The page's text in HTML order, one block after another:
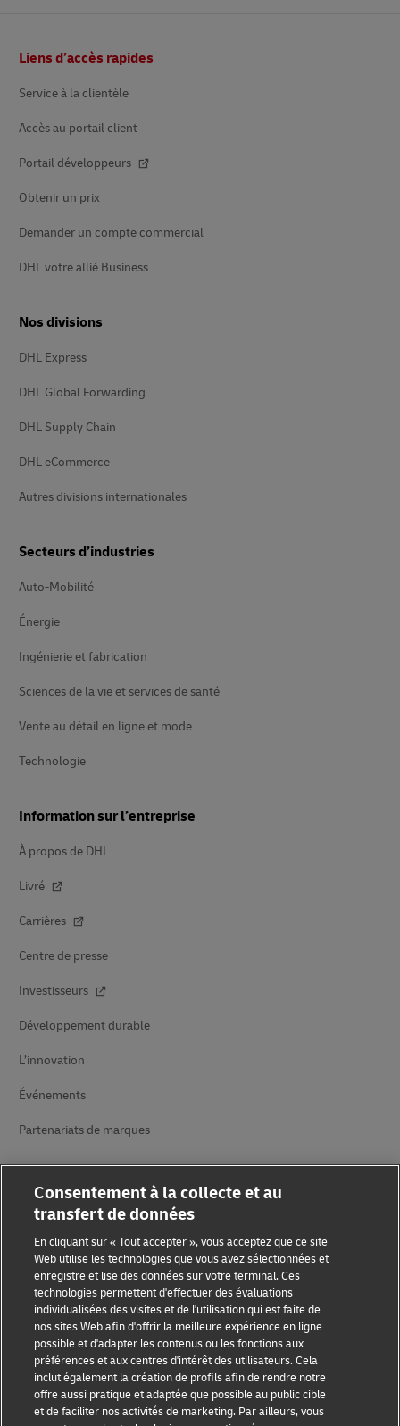
de
Liens d’accès rapides
Service à la clientèle
Accès au portail client
Portail développeurs
Obtenir un prix
Demander un compte commercial
DHL votre allié Business
Nos divisions
DHL Express
DHL Global Forwarding
DHL Supply Chain
DHL eCommerce
Autres divisions internationales
Secteurs d’industries
Auto-Mobilité
Énergie
Ingénierie et fabrication
Sciences de la vie et services de santé
Vente au détail en ligne et mode
Technologie
Information sur l’entreprise
À propos de DHL
Livré
Carrières
Centre de presse
Investisseurs
Développement durable
L’innovation
Événements
Partenariats de marques
Sensibilisation à la fraude
Mention légale
Conditions d’utilisation
Avis de confidentialité
Informations complémentaires
Consentement à la collecte et au
transfert de données
En cliquant sur « Tout accepter », vous acceptez que ce site
Web utilise les technologies que vous avez sélectionnées et
enregistre et lise des données sur votre terminal. Ces
technologies permettent d'effectuer des évaluations
individualisées des visites et de l'utilisation qui est faite de
nos sites Web afin d'offrir la meilleure expérience en ligne
possible et d'adapter les contenus ou les fonctions aux
préférences et aux centres d'intérêt des utilisateurs. Cela
inclut également la création de profils afin de rendre notre
offre aussi pratique et adaptée que possible au public cible
et de faciliter nos activités de marketing. Par ailleurs, vous